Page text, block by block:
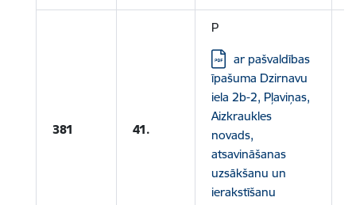
381 41.
P
Lejupielādēt:
ar pašvaldības
īpašuma Dzirnavu
iela 2b-2, Pļaviņas,
Aizkraukles
novads,
atsavināšanas
uzsākšanu un
ierakstīšanu